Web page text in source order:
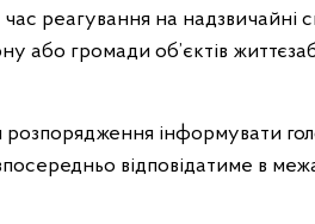
реагування на надзвичайні
або громади об’єктів
інформувати
відповідатиме в